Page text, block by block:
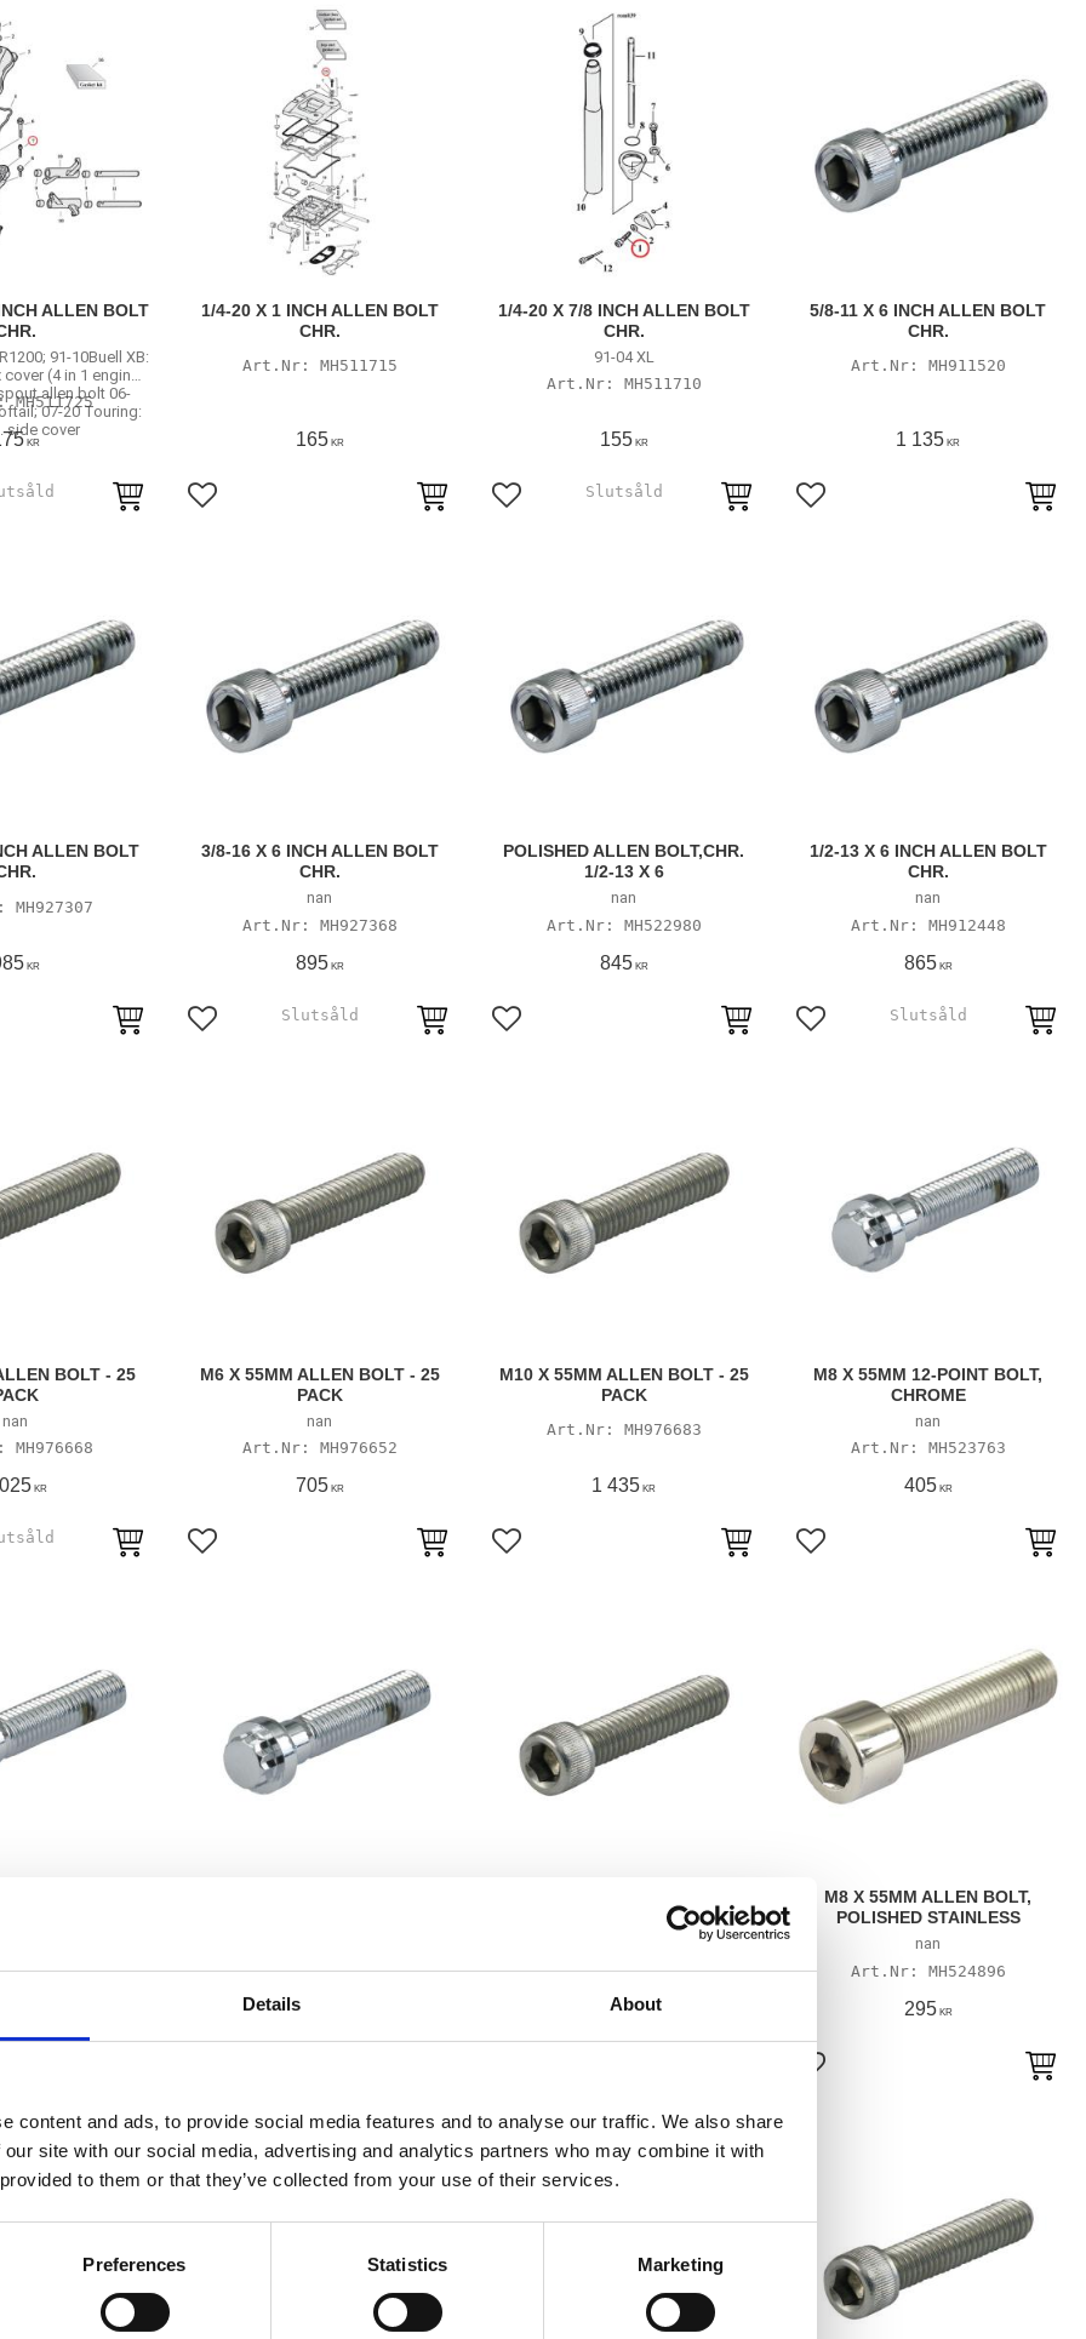
Details About
content and ads, to provide social media features and to analyse our traffic. We also share
site with our social media, advertising and analytics partners who may combine it with
to them or that they’ve collected from your use of their services.
Preferences Statistics Marketing
ALLEN BOLT
91-10Buell XB:
(4 in 1 engine)
allen bolt 06-
07-20 Touring:
side cover
MH511725
KR
1/4-20 X 1 INCH ALLEN BOLT
CHR.
MH511715
165KR
Lägg till i favoriter
1/4-20 X 7/8 INCH ALLEN BOLT
CHR.
91-04 XL
MH511710
155KR
Lägg till i favoriter
5/8-11 X 6 INCH ALLEN BOLT
CHR.
MH911520
1 135 KR
Lägg till i favoriter
ALLEN BOLT
MH927307
KR
3/8-16 X 6 INCH ALLEN BOLT
CHR.
nan
MH927368
895KR
Lägg till i favoriter
POLISHED ALLEN BOLT,CHR.
1/2-13 X 6
nan
MH522980
845KR
Lägg till i favoriter
1/2-13 X 6 INCH ALLEN BOLT
CHR.
nan
MH912448
865KR
Lägg till i favoriter
BOLT - 25
nan
MH976668
KR
M6 X 55MM ALLEN BOLT - 25
PACK
nan
MH976652
705KR
Lägg till i favoriter
M10 X 55MM ALLEN BOLT - 25
PACK
MH976683
1 435 KR
Lägg till i favoriter
M8 X 55MM 12-POINT BOLT,
CHROME
nan
MH523763
405KR
Lägg till i favoriter
MH523788
MH523775
475
STAINLESS
MH523835
205KR
M8 X 55MM ALLEN BOLT,
POLISHED STAINLESS
nan
MH524896
295KR
Lägg till i favoriter